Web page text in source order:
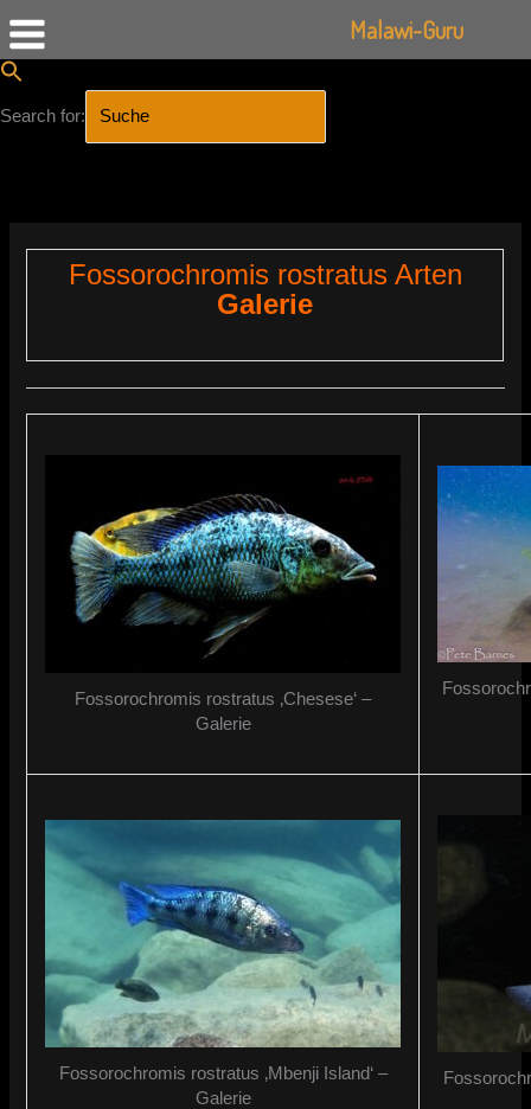
Search for:
Fossorochromis rostratus Arten
Galerie
Fossorochromis rostratus ‚Chesese‘ –
Galerie
Fossorochromis rostratus ‚Mbenji Island‘ –
Galerie
Malawi-Guru